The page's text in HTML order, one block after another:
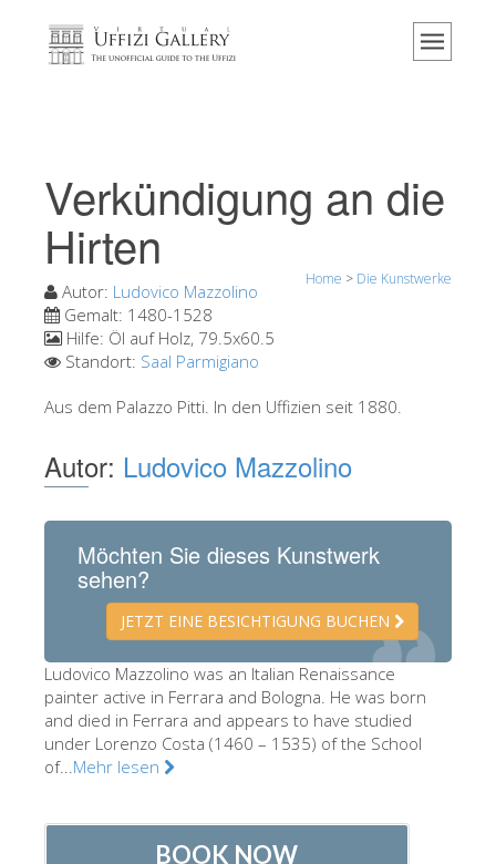
Home
Veranstaltungen & Ausstellungen
Die Uffizien entdecken
Jetzt buchen
Virtuelle Tour
Die Säle
Die Künstler
Neuen Säle
Andere Museen
Bargello Museum
Galleria Accademia
Palatina Galerie
Medici Kapelle
Verkündigung an die
Hirten
Home > Die Kunstwerke
Autor: Ludovico Mazzolino
Gemalt: 1480-1528
Hilfe: Öl auf Holz, 79.5x60.5
Standort: Saal Parmigiano
Aus dem Palazzo Pitti. In den Uffizien seit 1880.
Autor: Ludovico Mazzolino
Möchten Sie dieses Kunstwerk
sehen?
JETZT EINE BESICHTIGUNG BUCHEN
Ludovico Mazzolino was an Italian Renaissance
painter active in Ferrara and Bologna. He was born
and died in Ferrara and appears to have studied
under Lorenzo Costa (1460 – 1535) of the School
of...Mehr lesen